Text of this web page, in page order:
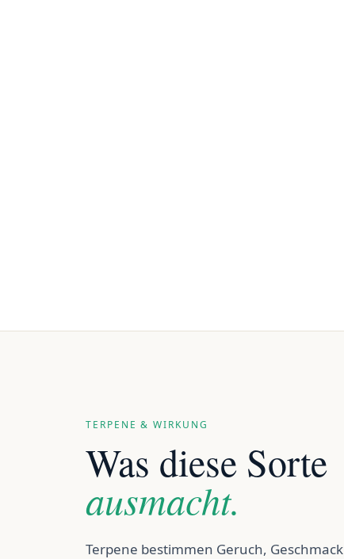
TERPENE & WIRKUNG
Was diese Sorte
ausmacht.
Terpene bestimmen Geruch, Geschmack